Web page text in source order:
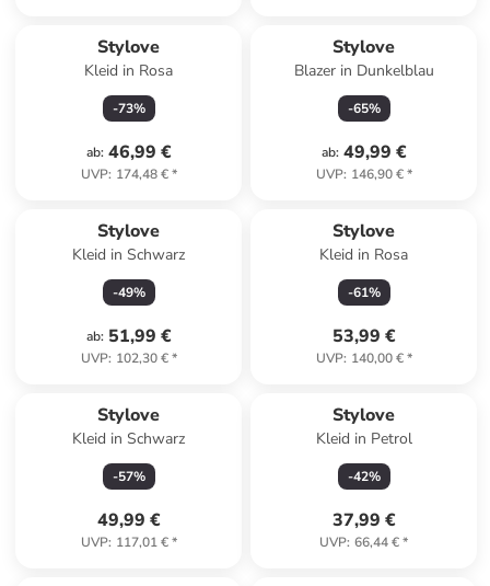
Stylove
Kleid in Rosa
-73%
ab: 46,99 €
UVP: 174,48 €*
Stylove
Blazer in Dunkelblau
-65%
ab: 49,99 €
UVP: 146,90 €*
Stylove
Kleid in Schwarz
-49%
ab: 51,99 €
UVP: 102,30 €*
Stylove
Kleid in Rosa
-61%
53,99 €
UVP: 140,00 €*
Stylove
Kleid in Schwarz
-57%
49,99 €
UVP: 117,01 €*
Stylove
Kleid in Petrol
-42%
37,99 €
UVP: 66,44 €*